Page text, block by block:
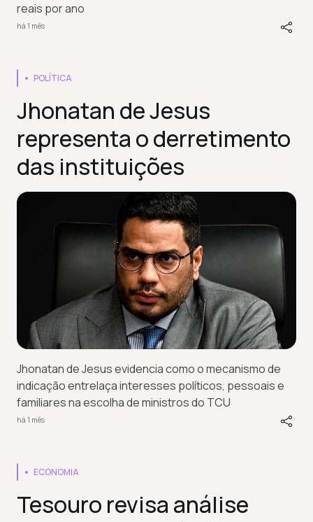
reais por ano
há 1 mês
POLÍTICA
Jhonatan de Jesus
representa o derretimento
das instituições
Jhonatan de Jesus evidencia como o mecanismo de
indicação entrelaça interesses políticos, pessoais e
familiares na escolha de ministros do TCU
há 1 mês
ECONOMIA
Tesouro revisa análise